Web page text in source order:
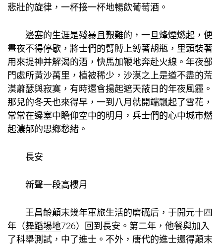
悲壯的旋律，一杯接一杯地暢飲葡萄酒。
邊塞的生涯是殘暴且艱難的，一旦烽煙燃起，便
晝夜不得停歇，將士們的臂膊上縛著胡瓶，里頭裝著
用來提神并解渴的酒，快馬加鞭地奔赴火線。年夜部
門處所黃沙萬里，植被稀少，沙漠之上是道不盡的荒
漠蕭瑟與寂寞，有時還會揚起遮天蔽日的年夜風霾。
那兒的冬天也來得早，一到八月就開端飄起了雪花，
常常在邊塞中瞻仰空中的明月，兵士們的心中城市燃
起濃郁的思鄉愁緒。
長安
新聲一段高樓月
王昌齡顛末幾年軍旅生活的磨礪后，于開元十四
年（舞蹈場地726）回到長安。第二年，他餐與加入
了科舉測試，中了進士。不外，唐代的進士還得顛末